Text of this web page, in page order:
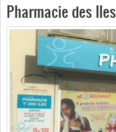
Pharmacie des Iles